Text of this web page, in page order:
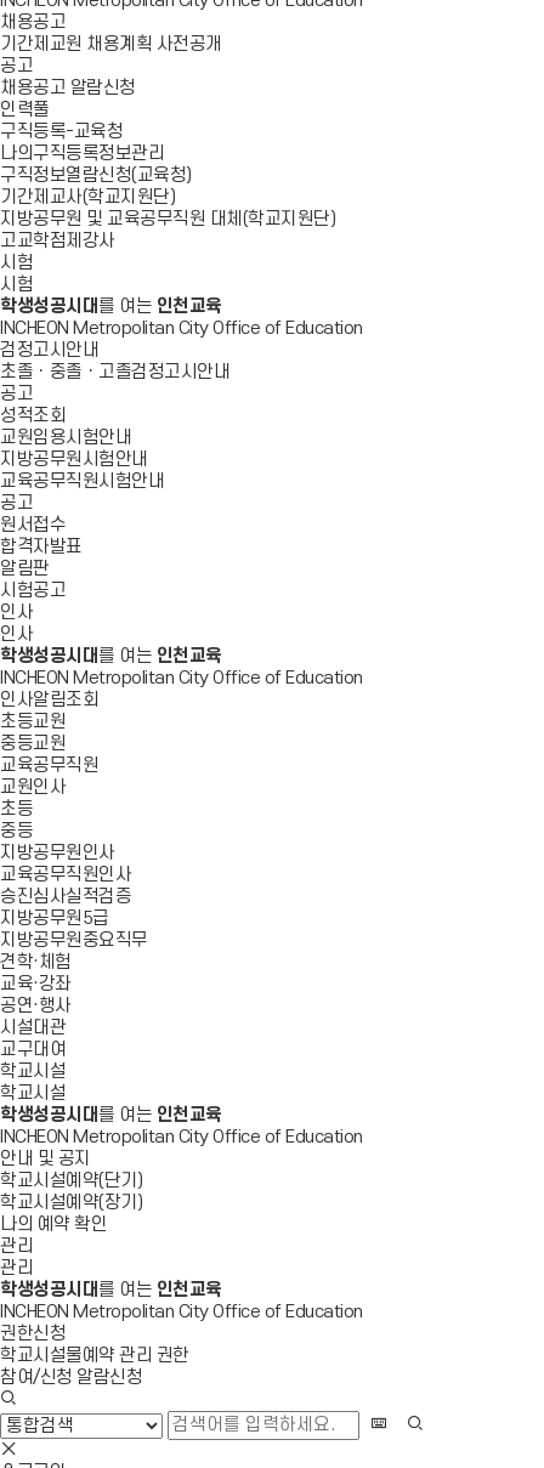
채용공고
기간제교원 채용계획 사전공개
공고
채용공고 알람신청
인력풀
구직등록-교육청
나의구직등록정보관리
구직정보열람신청(교육청)
기간제교사(학교지원단)
지방공무원 및 교육공무직원 대체(학교지원단)
고교학점제강사
시험
시험
학생성공시대 를 여는 인천교육
INCHEON Metropolitan City Office of Education
검정고시안내
초졸ㆍ중졸ㆍ고졸검정고시안내
공고
성적조회
교원임용시험안내
지방공무원시험안내
교육공무직원시험안내
공고
원서접수
합격자발표
알림판
시험공고
인사
인사
학생성공시대 를 여는 인천교육
INCHEON Metropolitan City Office of Education
인사알림조회
초등교원
중등교원
교육공무직원
교원인사
초등
중등
지방공무원인사
교육공무직원인사
승진심사실적검증
지방공무원5급
지방공무원중요직무
견학·체험
교육·강좌
공연·행사
시설대관
교구대여
학교시설
학교시설
학생성공시대 를 여는 인천교육
INCHEON Metropolitan City Office of Education
안내 및 공지
학교시설예약(단기)
학교시설예약(장기)
나의 예약 확인
관리
관리
학생성공시대 를 여는 인천교육
INCHEON Metropolitan City Office of Education
권한신청
학교시설물예약 관리 권한
참여/신청 알람신청
검
색
창
열
검
검